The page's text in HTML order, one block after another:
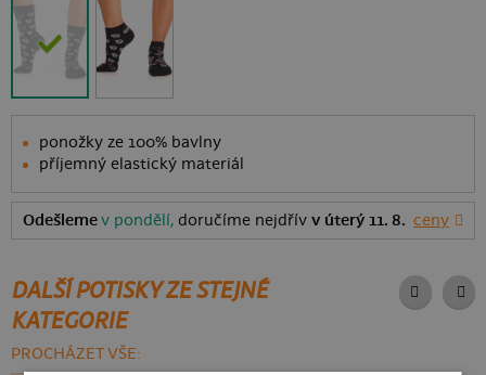
ponožky ze 100% bavlny
příjemný elastický materiál
Odešlemev pondělí,doručíme nejdřívv úterý 11. 8. ceny
DALŠÍ POTISKY ZE STEJNÉ
KATEGORIE
PROCHÁZET VŠE: